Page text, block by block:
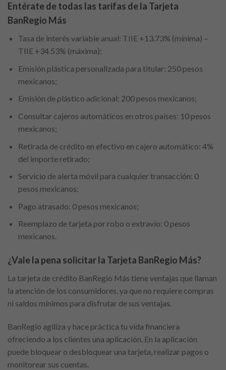
Entérate de todas las tarifas de la Tarjeta
BanRegio Más
Tasa de interés variable anual: TIIE +13.73% (mínima) –
TIIE +34.53% (máxima);
Emisión plástica personalizada para titular: 250 pesos
mexicanos;
Emisión de plástico adicional: 200 pesos mexicanos;
Consultar cajeros automáticos en otros países: 10 pesos
mexicanos;
Retirada de crédito en efectivo en cajero automático: 4%
del importe retirado;
Servicio de alerta móvil para cualquier transacción: 0
pesos mexicanos;
Pago atrasado: 0 pesos mexicanos;
Reemplazo de tarjeta por robo o extravío: 0 pesos
mexicanos.
¿Vale la pena solicitar la Tarjeta BanRegio Más?
La tarjeta de crédito BanRegio Más tiene ventajas que llaman
la atención de los consumidores, ya que no requiere compras
ni saldos mínimos para disfrutar de sus ventajas.
BanRegio agiliza y hace práctica tu vida financiera
ofreciendo a los clientes una aplicación. En la aplicación
puede bloquear o desbloquear una tarjeta, realizar pagos o
monitorear sus cuentas.